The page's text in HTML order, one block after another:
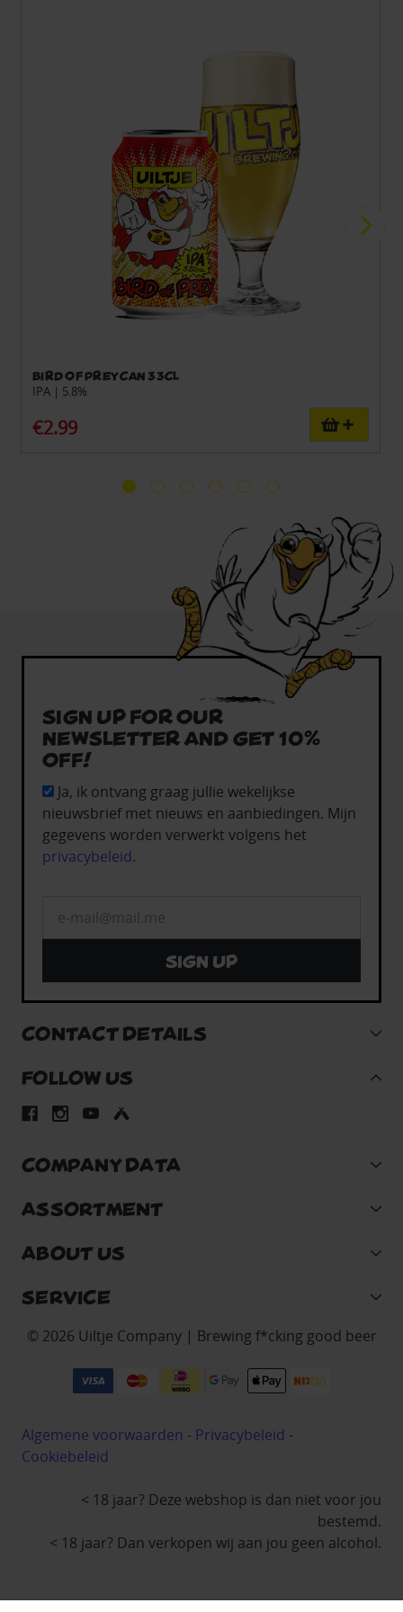
Bird of Prey can 33cl
IPA | 5.8%
€2.99
Sign up for our
newsletter and get 10%
off!
Ja, ik ontvang graag jullie wekelijkse
nieuwsbrief met nieuws en aanbiedingen. Mijn
gegevens worden verwerkt volgens het
privacybeleid.
Sign up
CONTACT DETAILS
FOLLOW US
COMPANY DATA
ASSORTMENT
ABOUT US
SERVICE
© 2026 Uiltje Company | Brewing f*cking good beer
Algemene voorwaarden - Privacybeleid -
Cookiebeleid
< 18 jaar? Deze webshop is dan niet voor jou
bestemd.
< 18 jaar? Dan verkopen wij aan jou geen alcohol.